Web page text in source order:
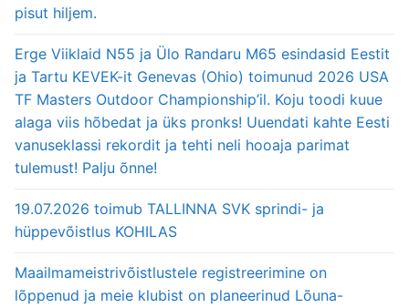
pisut hiljem.
Erge Viiklaid N55 ja Ülo Randaru M65 esindasid Eestit
ja Tartu KEVEK-it Genevas (Ohio) toimunud 2026 USA
TF Masters Outdoor Championship’il. Koju toodi kuue
alaga viis hõbedat ja üks pronks! Uuendati kahte Eesti
vanuseklassi rekordit ja tehti neli hooaja parimat
tulemust! Palju õnne!
19.07.2026 toimub TALLINNA SVK sprindi- ja
hüppevõistlus KOHILAS
Maailmameistrivõistlustele registreerimine on
lõppenud ja meie klubist on planeerinud Lõuna-